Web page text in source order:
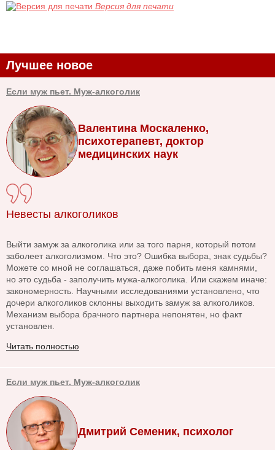
Версия для печати
Лучшее новое
Если муж пьет. Муж-алкоголик
Валентина Москаленко,
психотерапевт, доктор
медицинских наук
Невесты алкоголиков
Выйти замуж за алкоголика или за того парня, который потом
заболеет алкоголизмом. Что это? Ошибка выбора, знак судьбы?
Можете со мной не соглашаться, даже побить меня камнями,
но это судьба - заполучить мужа-алкоголика. Или скажем иначе:
закономерность. Научными исследованиями установлено, что
дочери алкоголиков склонны выходить замуж за алкоголиков.
Механизм выбора брачного партнера непонятен, но факт
установлен.
Читать полностью
Если муж пьет. Муж-алкоголик
Дмитрий Семеник, психолог